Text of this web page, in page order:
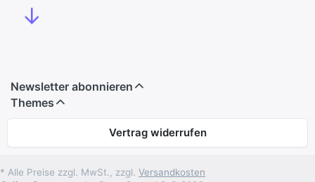
↓
Newsletter abonnieren
Themes
Vertrag widerrufen
* Alle Preise zzgl. MwSt., zzgl. Versandkosten